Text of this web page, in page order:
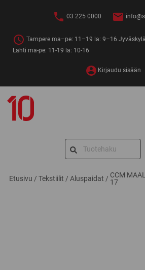
03 225 0000
Tampere ma–pe: 11–19 la: 9–16
Lahti ma-pe: 11-19 la: 10-16
Kirjaudu sisään
10
Search
Etusivu / Tekstiilit / Aluspaidat / CCM
17